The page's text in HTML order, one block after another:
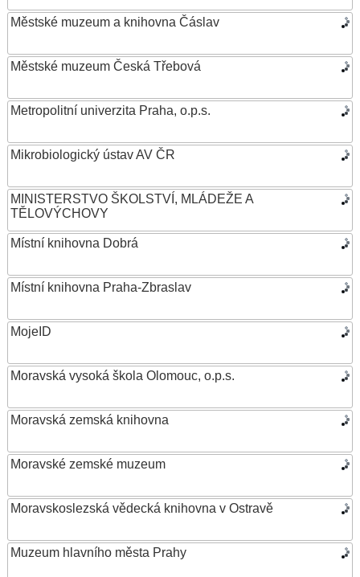
Městské muzeum a knihovna Čáslav
Městské muzeum Česká Třebová
Metropolitní univerzita Praha, o.p.s.
Mikrobiologický ústav AV ČR
MINISTERSTVO ŠKOLSTVÍ, MLÁDEŽE A
TĚLOVÝCHOVY
Místní knihovna Dobrá
Místní knihovna Praha-Zbraslav
MojeID
Moravská vysoká škola Olomouc, o.p.s.
Moravská zemská knihovna
Moravské zemské muzeum
Moravskoslezská vědecká knihovna v Ostravě
Muzeum hlavního města Prahy